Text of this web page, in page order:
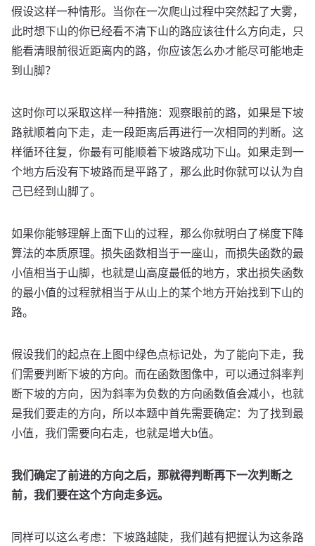
假设这样一种情形。当你在一次爬山过程中突然起了大雾，
此时想下山的你已经看不清下山的路应该往什么方向走，只
能看清眼前很近距离内的路，你应该怎么办才能尽可能地走
到山脚？
这时你可以采取这样一种措施：观察眼前的路，如果是下坡
路就顺着向下走，走一段距离后再进行一次相同的判断。这
样循环往复，你最有可能顺着下坡路成功下山。如果走到一
个地方后没有下坡路而是平路了，那么此时你就可以认为自
己已经到山脚了。
如果你能够理解上面下山的过程，那么你就明白了梯度下降
算法的本质原理。损失函数相当于一座山，而损失函数的最
小值相当于山脚，也就是山高度最低的地方，求出损失函数
的最小值的过程就相当于从山上的某个地方开始找到下山的
路。
假设我们的起点在上图中绿色点标记处，为了能向下走，我
们需要判断下坡的方向。而在函数图像中，可以通过斜率判
断下坡的方向，因为斜率为负数的方向函数值会减小，也就
是我们要走的方向，所以本题中首先需要确定：为了找到最
小值，我们需要向右走，也就是增大b值。
我们确定了前进的方向之后，那就得判断再下一次判断之
前，我们要在这个方向走多远。
同样可以这么考虑：下坡路越陡，我们越有把握认为这条路